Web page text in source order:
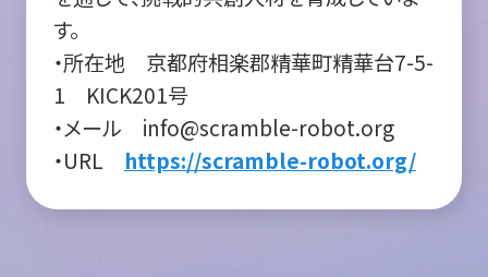
す。
・所在地 京都府相楽郡精華町精華台7-5-
1 KICK201号
・メール info@scramble-robot.org
・URL https://scramble-robot.org/